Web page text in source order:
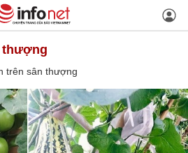
thượng
trên sân thượng